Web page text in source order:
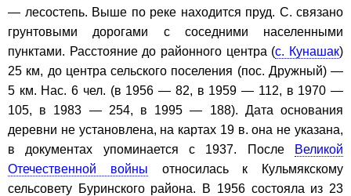
— лесостепь. Выше по реке находится пруд. С. связано
грунтовыми дорогами с соседними населенными
пунктами. Расстояние до районного центра (с. Кунашак)
25 км, до центра сельского поселения (пос. Дружный) —
5 км. Нас. 6 чел. (в 1956 — 82, в 1959 — 112, в 1970 —
105, в 1983 — 254, в 1995 — 188). Дата основания
деревни не установлена, на картах 19 в. она не указана,
в документах упоминается с 1937. После
Великой
Отечественной войны относилась к Кульмякскому
сельсовету Буринского района. В 1956 состояла из 23